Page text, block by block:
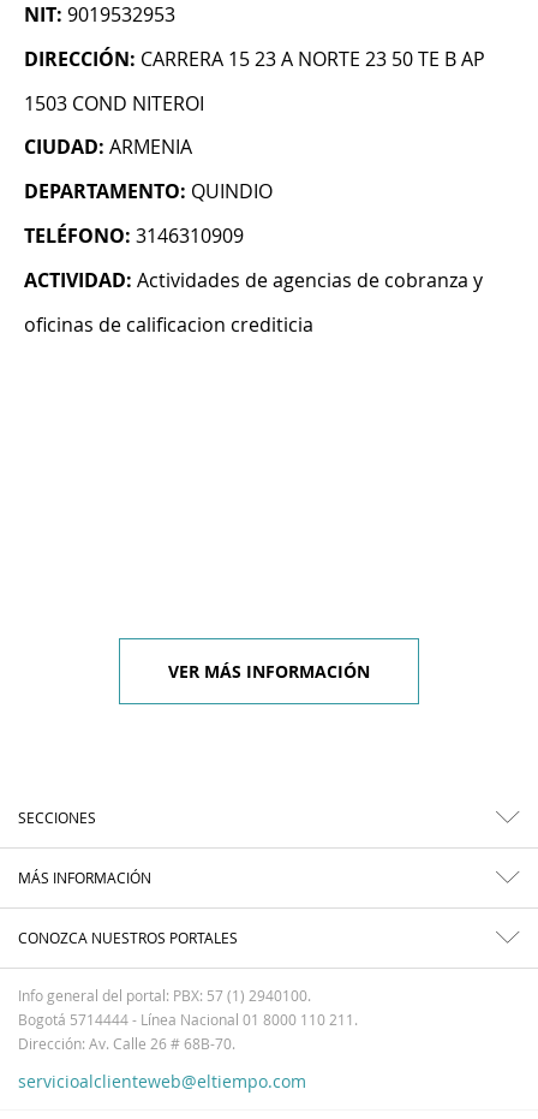
NIT: 9019532953
DIRECCIÓN: CARRERA 15 23 A NORTE 23 50 TE B AP
1503 COND NITEROI
CIUDAD: ARMENIA
DEPARTAMENTO: QUINDIO
TELÉFONO: 3146310909
ACTIVIDAD: Actividades de agencias de cobranza y
oficinas de calificacion crediticia
VER MÁS INFORMACIÓN
SECCIONES
MÁS INFORMACIÓN
CONOZCA NUESTROS PORTALES
Info general del portal: PBX: 57 (1) 2940100.
Bogotá 5714444 - Línea Nacional 01 8000 110 211.
Dirección: Av. Calle 26 # 68B-70.
servicioalclienteweb@eltiempo.com